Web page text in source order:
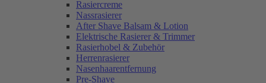
Rasiercreme
Nassrasierer
After Shave Balsam & Lotion
Elektrische Rasierer & Trimmer
Rasierhobel & Zubehör
Herrenrasierer
Nasenhaarentfernung
Pre-Shave